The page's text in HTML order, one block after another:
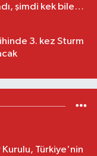
şimdi kek bile
3. kez Sturm
Kurulu, Türkiye'nin